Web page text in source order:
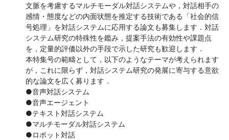
文脈を考慮するマルチモーダル対話システムや，対話相手の
感情・態度などの内面状態を推定する技術である「社会的信
号処理」を対話システムに応用する論文も募集します．対話
システム研究の特殊性を鑑み，提案手法の有効性や課題点
を，定量的評価以外の手段で示した研究も歓迎します．
本特集号の範疇として，以下のようなテーマが考えられます
が，これに限らず，対話システム研究の発展に寄与する意欲
的な論文を広く募ります．
●音声対話システム
●音声エージェント
●テキスト対話システム
●マルチモーダル対話システム
●ロボット対話